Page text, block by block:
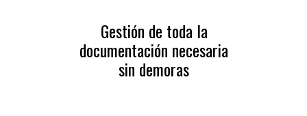
Gestión de toda la
documentación necesaria
sin demoras